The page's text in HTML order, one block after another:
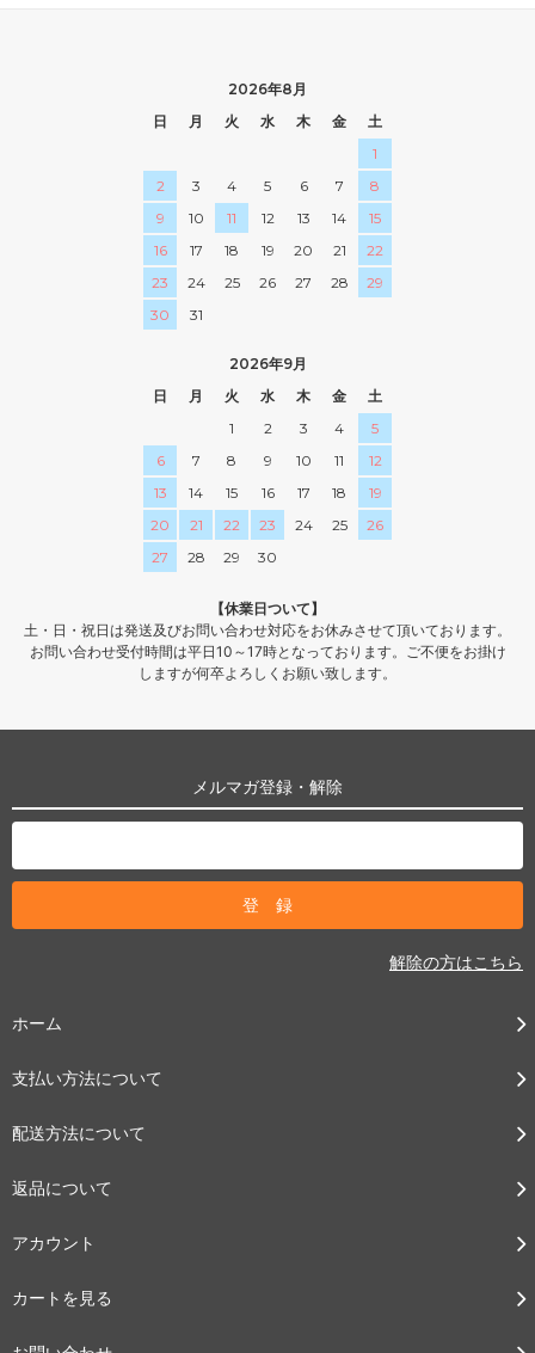
2026年8月
日
月 火 水 木 金
土
1
2
3 4 5 6 7
8
9
10 11 12 13 14
15
16
17 18 19 20 21
22
23
24 25 26 27 28
29
30
31
2026年9月
日
月 火 水 木 金
土
1
2 3 4
5
6
7 8 9 10 11
12
13
14 15 16 17 18
19
20
21 22 23 24 25
26
27
28 29 30
【休業日ついて】
土・日・祝日は発送及びお問い合わせ対応をお休みさせて頂いております。
お問い合わせ受付時間は平日10～17時となっております。ご不便をお掛け
しますが何卒よろしくお願い致します。
メルマガ登録・解除
解除の方はこちら
ホーム
支払い方法について
配送方法について
返品について
アカウント
カートを見る